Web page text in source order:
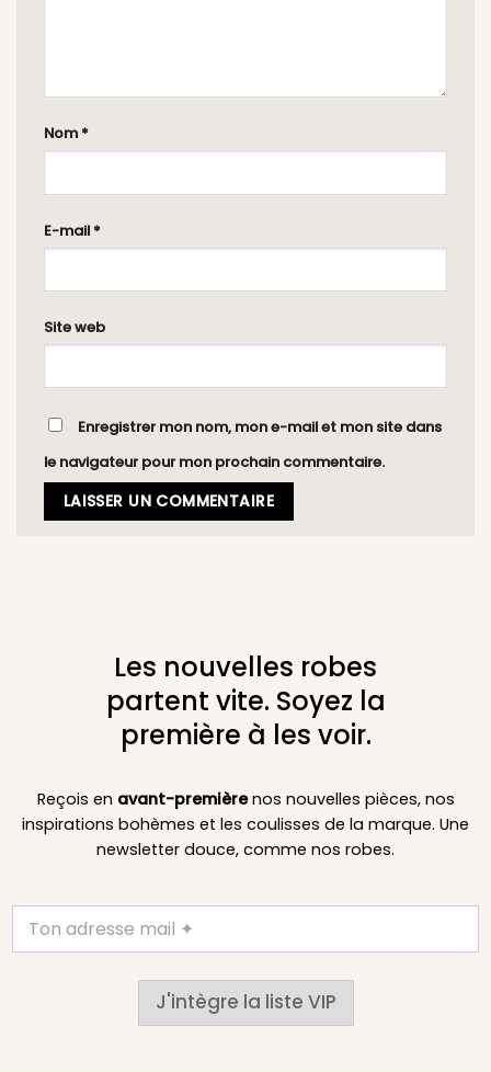
Nom *
E-mail *
Site web
Enregistrer mon nom, mon e-mail et mon site dans
le navigateur pour mon prochain commentaire.
Les nouvelles robes
partent vite. Soyez la
première à les voir.
Reçois en avant-premièrenos nouvelles pièces, nos
inspirations bohèmes et les coulisses de la marque. Une
newsletter douce, comme nos robes.
J'intègre la liste VIP